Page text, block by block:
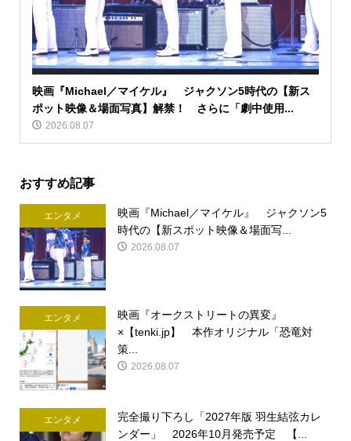
映画『Michael／マイケル』 ジャクソン5時代の【新ス
ポット映像＆場面写真】解禁！ さらに「劇中使用...
2026.08.07
おすすめ記事
エンタメ
映画『Michael／マイケル』 ジャクソン5
時代の【新スポット映像＆場面写...
2026.08.07
エンタメ
映画『オークストリートの異変』
×【tenki.jp】 本作オリジナル「恐竜対
策...
2026.08.07
エンタメ
完全撮り下ろし「2027年版 羽生結弦カレ
ンダー」 2026年10月発売予定 【...